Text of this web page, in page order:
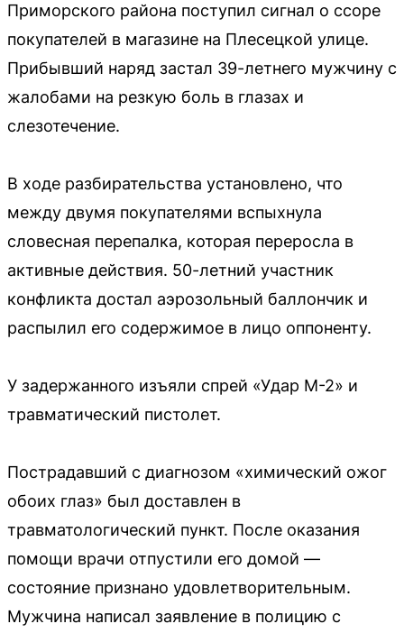
Приморского района поступил сигнал о ссоре
покупателей в магазине на Плесецкой улице.
Прибывший наряд застал 39-летнего мужчину с
жалобами на резкую боль в глазах и
слезотечение.
В ходе разбирательства установлено, что
между двумя покупателями вспыхнула
словесная перепалка, которая переросла в
активные действия. 50-летний участник
конфликта достал аэрозольный баллончик и
распылил его содержимое в лицо оппоненту.
У задержанного изъяли спрей «Удар М-2» и
травматический пистолет.
Пострадавший с диагнозом «химический ожог
обоих глаз» был доставлен в
травматологический пункт. После оказания
помощи врачи отпустили его домой —
состояние признано удовлетворительным.
Мужчина написал заявление в полицию с